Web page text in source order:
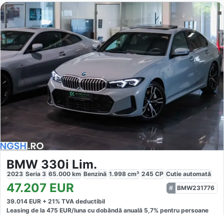
BMW 330i Lim.
2023 Seria 3 65.000 km Benzină 1.998 cm³ 245 CP Cutie automată
47.207 EUR
BMW231776
39.014 EUR + 21% TVA deductibil
Leasing de la 475 EUR/luna cu dobăndă anuală 5,7% pentru persoane